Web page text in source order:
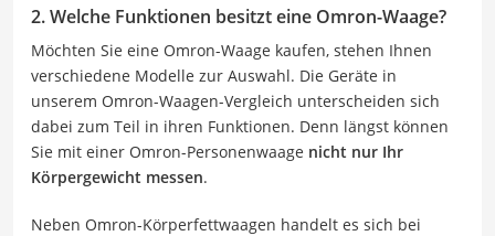
2. Welche Funktionen besitzt eine Omron-Waage?
Möchten Sie eine Omron-Waage kaufen, stehen Ihnen
verschiedene Modelle zur Auswahl. Die Geräte in
unserem Omron-Waagen-Vergleich unterscheiden sich
dabei zum Teil in ihren Funktionen. Denn längst können
Sie mit einer Omron-Personenwaage nicht nur Ihr
Körpergewicht messen.
Neben Omron-Körperfettwaagen handelt es sich bei